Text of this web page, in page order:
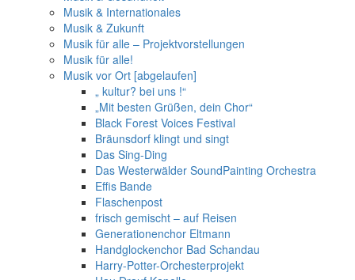
Musik & Internationales
Musik & Zukunft
Musik für alle – Projektvorstellungen
Musik für alle!
Musik vor Ort [abgelaufen]
„ kultur? bei uns !“
„Mit besten Grüßen, dein Chor“
Black Forest Voices Festival
Bräunsdorf klingt und singt
Das Sing-Ding
Das Westerwälder SoundPainting Orchestra
Effis Bande
Flaschenpost
frisch gemischt – auf Reisen
Generationenchor Eltmann
Handglockenchor Bad Schandau
Harry-Potter-Orchesterprojekt